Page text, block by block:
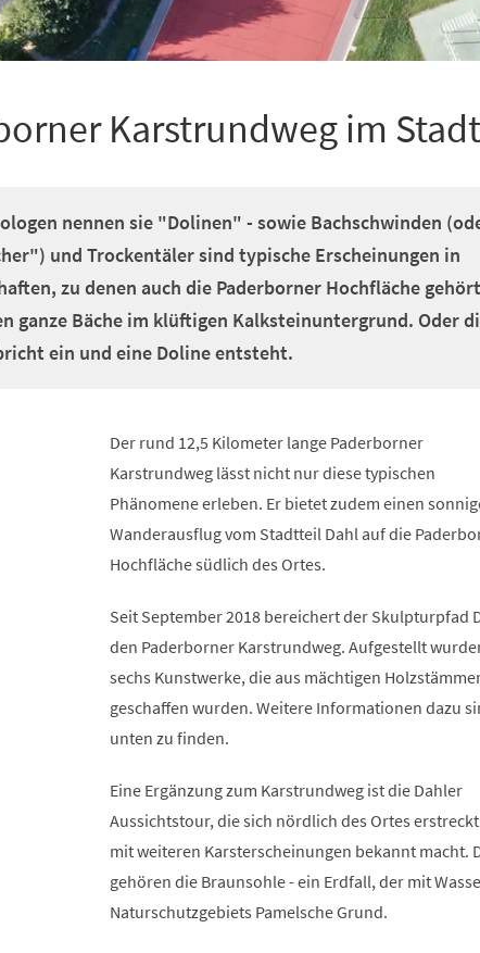
Karstrundweg im
nennen sie "Dolinen" - sowie Bachschwinden
und Trockentäler sind typische Erscheinungen in
zu denen auch die Paderborner Hochfläche
ganze Bäche im klüftigen Kalksteinuntergrund. Oder
ein und eine Doline entsteht.
Der rund 12,5 Kilometer lange Paderborner
Karstrundweg lässt nicht nur diese typischen
Phänomene erleben. Er bietet zudem einen
Wanderausflug vom Stadtteil Dahl auf die
Hochfläche südlich des Ortes.
Seit September 2018 bereichert der Skulpturpfad
den Paderborner Karstrundweg. Aufgestellt
sechs Kunstwerke, die aus mächtigen
geschaffen wurden. Weitere Informationen dazu
unten zu finden.
Eine Ergänzung zum Karstrundweg ist die Dahler
Aussichtstour, die sich nördlich des Ortes
mit weiteren Karsterscheinungen bekannt macht.
gehören die Braunsohle - ein Erdfall, der mit
Naturschutzgebiets Pamelsche Grund.